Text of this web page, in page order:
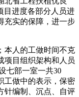
目进度各部分人员进
充实的保障，进一步
人的工做时间不克
项目组织架构和人员
七部一室一共30
工做中的表示，保密
针编制、沉点、自评